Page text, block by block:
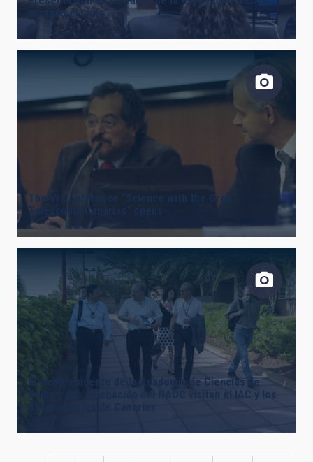
mirando el cielo”
The VI Conference “Science with the Gran
Telescopio Canarias” opens
El vicepresidente de la Academia de Ciencias de
China y una delegación del NAOC visitan el IAC y los